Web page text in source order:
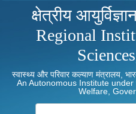
क्षेत्रीय
Regional
स्वास्थ्य और परिवार कल्याण मंत्रालय,
An Autonomous Institute
Welfare,